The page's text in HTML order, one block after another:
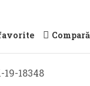
Compară
19-18348